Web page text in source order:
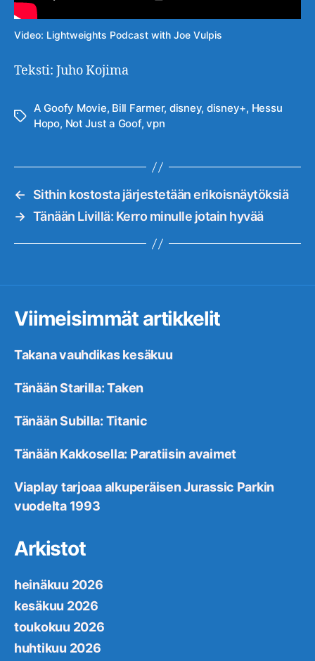
Video: Lightweights Podcast with Joe Vulpis
Teksti: Juho Kojima
Avainsanat
A Goofy Movie, Bill Farmer, disney, disney+, Hessu
Hopo, Not Just a Goof,vpn
←
Sithin kostosta järjestetään erikoisnäytöksiä
→ Tänään Livillä: Kerro minulle jotain hyvää
Viimeisimmät artikkelit
Takana vauhdikas kesäkuu
Tänään Starilla: Taken
Tänään Subilla: Titanic
Tänään Kakkosella: Paratiisin avaimet
Viaplay tarjoaa alkuperäisen Jurassic Parkin
vuodelta 1993
Arkistot
heinäkuu 2026
kesäkuu 2026
toukokuu 2026
huhtikuu 2026